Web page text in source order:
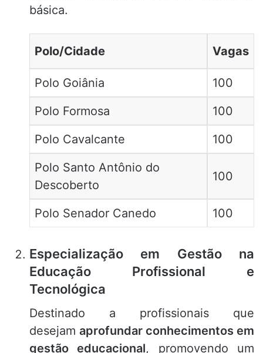
básica.
Polo/Cidade Vagas
Polo Goiânia
100
Polo Formosa
100
Polo Cavalcante
100
Polo Santo Antônio do
Descoberto
100
Polo Senador Canedo 100
Especialização em Gestão na
Educação Profissional e
Tecnológica
Destinado a profissionais que
desejam aprofundar conhecimentos em
gestão educacional, promovendo um